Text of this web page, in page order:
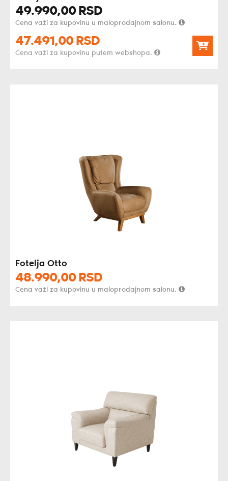
49.990,00 RSD
Cena važi za kupovinu u maloprodajnom salonu.
47.491,00 RSD
Cena važi za kupovinu putem webshopa.
Fotelja Otto
48.990,00 RSD
Cena važi za kupovinu u maloprodajnom salonu.